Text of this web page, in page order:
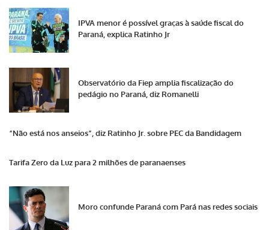
IPVA menor é possível graças à saúde fiscal do
Paraná, explica Ratinho Jr
Observatório da Fiep amplia fiscalização do
pedágio no Paraná, diz Romanelli
“Não está nos anseios”, diz Ratinho Jr. sobre PEC da Bandidagem
Tarifa Zero da Luz para 2 milhões de paranaenses
Moro confunde Paraná com Pará nas redes sociais